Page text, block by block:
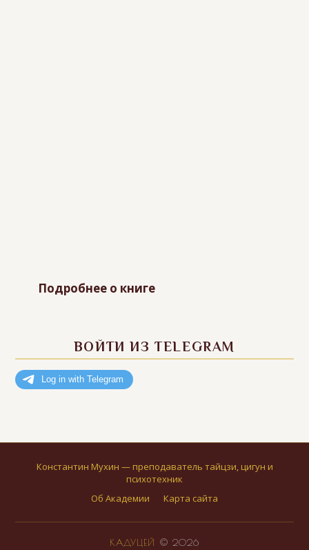
Подробнее о книге
ВОЙТИ ИЗ TELEGRAM
Константин Мухин — преподаватель тайцзи, цигун и
психотехник
Об Академии
Карта сайта
КАДУЦЕЙ © 2026